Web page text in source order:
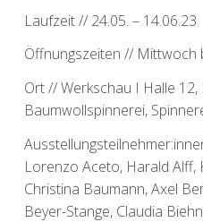
Laufzeit // 24.05. – 14.06.23
Öffnungszeiten // Mittwoch
Ort // Werkschau I Halle 12,
Baumwollspinnerei,
Lorenzo Aceto, Harald Alff,
Christina Baumann, Axel
Beyer-Stange, Claudia